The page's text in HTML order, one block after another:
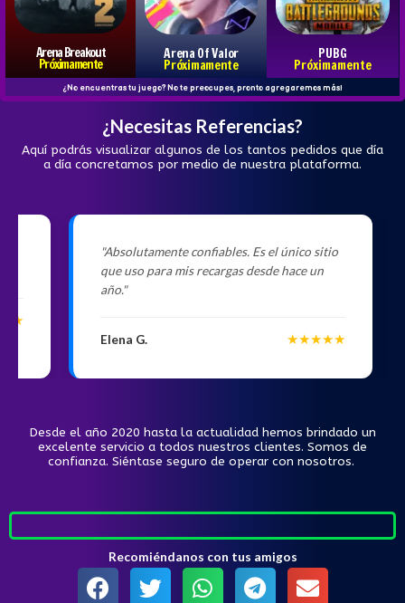
Arena Breakout
Próximamente
Arena Of Valor
Próximamente
PUBG
Próximamente
¿No encuentras tu juego? No te preocupes, pronto agregaremos más!
¿Necesitas Referencias?
Aquí podrás visualizar algunos de los tantos pedidos que día
a día concretamos por medio de nuestra plataforma.
"Absolutamente confiables. Es el único sitio
que uso para mis recargas desde hace un
año."
Elena G. ★★★★★
Desde el año 2020 hasta la actualidad hemos brindado un
excelente servicio a todos nuestros clientes. Somos de
confianza. Siéntase seguro de operar con nosotros.
Recomiéndanos con tus amigos